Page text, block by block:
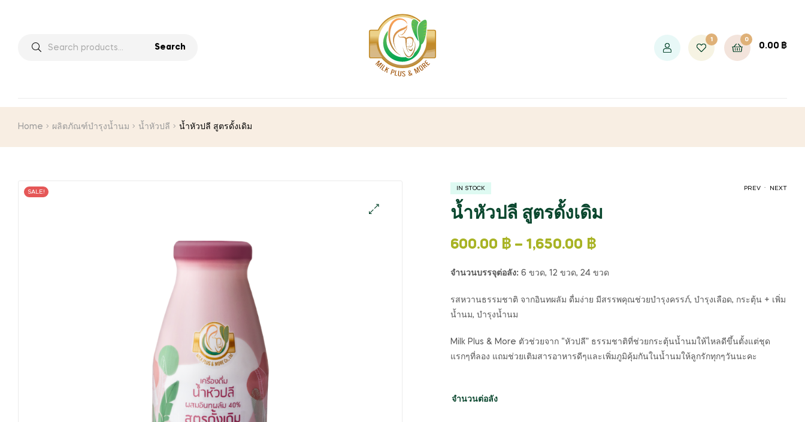
Search
1 0
0.00 ฿
Home ผลิตภัณฑ์บำรุงน้ำนม น้ำหัวปลี น้ำหัวปลี สูตรดั้งเดิม
SALE!
PREV . NEXT
IN STOCK
น้ำหัวปลี สูตรดั้งเดิม
600.00 ฿ – 1,650.00 ฿
จำนวนบรรจุต่อลัง: 6 ขวด, 12 ขวด, 24 ขวด
รสหวานธรรมชาติ จากอินทผลัม ดื่มง่าย มีสรรพคุณช่วยบำรุงครรภ์, บำรุงเลือด, กระตุ้น + เพิ่ม
น้ำนม, บำรุงน้ำนม
Milk Plus & More ตัวช่วยจาก “หัวปลี” ธรรมชาติที่ช่วยกระตุ้นน้ำนมให้ไหลดีขึ้นตั้งแต่ชุด
แรกๆที่ลอง แถมช่วยเติมสารอาหารดีๆและเพิ่มภูมิคุ้มกันในน้ำนมให้ลูกรักทุกๆวันนะคะ
จำนวนต่อลัง